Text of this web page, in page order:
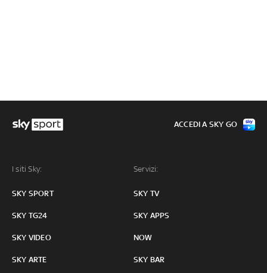
I siti Sky:
SKY SPORT
SKY TG24
SKY VIDEO
SKY ARTE
Servizi:
SKY TV
SKY APPS
NOW
SKY BAR
ACCEDI A SKY GO